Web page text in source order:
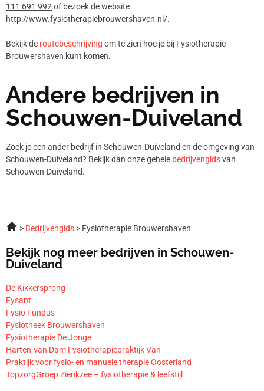
111 691 992of bezoek de website
http://www.fysiotherapiebrouwershaven.nl/.
Bekijk de routebeschrijving om te zien hoe je bij Fysiotherapie
Brouwershaven kunt komen.
Andere bedrijven in
Schouwen-Duiveland
Zoek je een ander bedrijf in Schouwen-Duiveland en de omgeving van
Schouwen-Duiveland? Bekijk dan onze gehele bedrijvengidsvan
Schouwen-Duiveland.
Bedrijvengids Fysiotherapie Brouwershaven
Bekijk nog meer bedrijven in Schouwen-
Duiveland
De Kikkersprong
Fysant
Fysio Fundus
Fysiotheek Brouwershaven
Fysiotherapie De Jonge
Harten-van Dam Fysiotherapiepraktijk Van
Praktijk voor fysio- en manuele therapie Oosterland
TopzorgGroep Zierikzee – fysiotherapie & leefstijl